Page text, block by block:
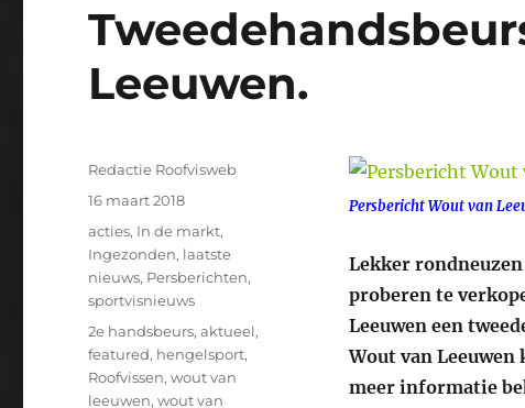
Leeuwen.
Persbericht Wout van
Lekker
proberen te
Leeuwen een
Wout van
meer informatie
Auteur
Redactie Roofvisweb
Geplaatst
16 maart 2018
Categorieën
acties, In de markt,
Ingezonden, laatste
nieuws, Persberichten,
sportvisnieuws
Tags
2e handsbeurs,aktueel,
featured, hengelsport,
Roofvissen,wout van
leeuwen,wout van